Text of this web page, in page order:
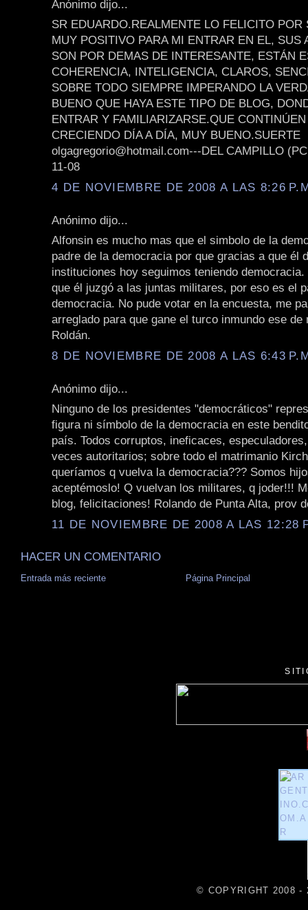
Anónimo dijo...
SR EDUARDO.REALMENTE LO FELICITO POR
MUY POSITIVO PARA MI ENTRAR EN EL, SUS
SON POR DEMAS DE INTERESANTE, ESTÁN
COHERENCIA, INTELIGENCIA, CLAROS,
SOBRE TODO SIEMPRE IMPERANDO LA
BUENO QUE HAYA ESTE TIPO DE BLOG,
ENTRAR Y FAMILIARIZARSE.QUE
CRECIENDO DÍA A DÍA, MUY BUENO.SUERTE
olgagregorio@hotmail.com---DEL CAMPILLO
11-08
4 DE NOVIEMBRE DE 2008 A LAS 8:26
Anónimo dijo...
Alfonsin es mucho mas que el simbolo de la
padre de la democracia por que gracias a que él
instituciones hoy seguimos teniendo
que él juzgó a las juntas militares, por eso es el
democracia. No pude votar en la encuesta, me
arreglado para que gane el turco inmundo ese de
Roldán.
8 DE NOVIEMBRE DE 2008 A LAS 6:43
Anónimo dijo...
Ninguno de los presidentes "democráticos"
figura ni símbolo de la democracia en este
país. Todos corruptos, ineficaces,
veces autoritarios; sobre todo el matrimanio
queríamos q vuelva la democracia??? Somos
aceptémoslo! Q vuelvan los militares, q joder!!!
blog, felicitaciones! Rolando de Punta Alta, prov
11 DE NOVIEMBRE DE 2008 A LAS 12:28
HACER UN COMENTARIO
Entrada más reciente Página Principal
© COPYRIGHT 2008